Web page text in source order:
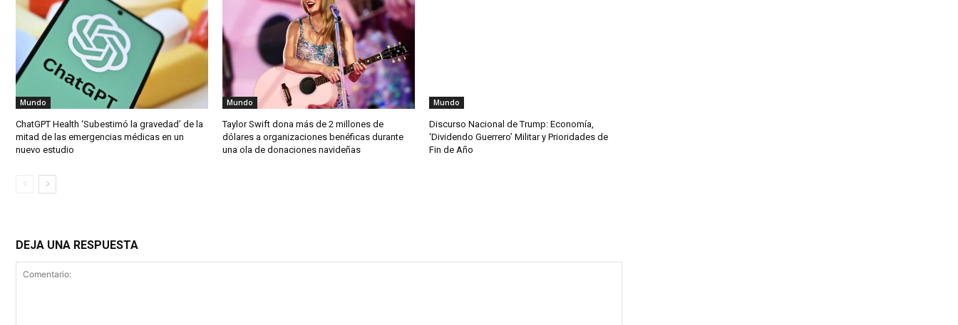
Mundo
ChatGPT Health ‘Subestimó la gravedad’ de la
mitad de las emergencias médicas en un
nuevo estudio
Mundo
Taylor Swift dona más de 2 millones de
dólares a organizaciones benéficas durante
una ola de donaciones navideñas
Mundo
Discurso Nacional de Trump: Economía,
‘Dividendo Guerrero’ Militar y Prioridades de
Fin de Año
DEJA UNA RESPUESTA